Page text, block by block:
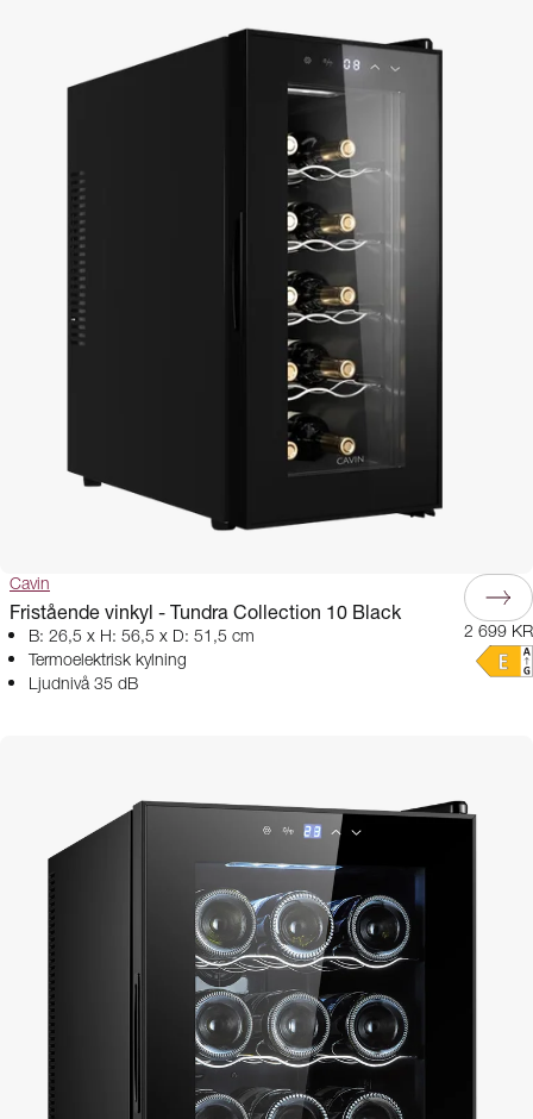
Cavin
Fristående vinkyl - Tundra Collection 10 Black
B: 26,5 x H: 56,5 x D: 51,5 cm
Termoelektrisk kylning
Ljudnivå 35 dB
2 699 KR